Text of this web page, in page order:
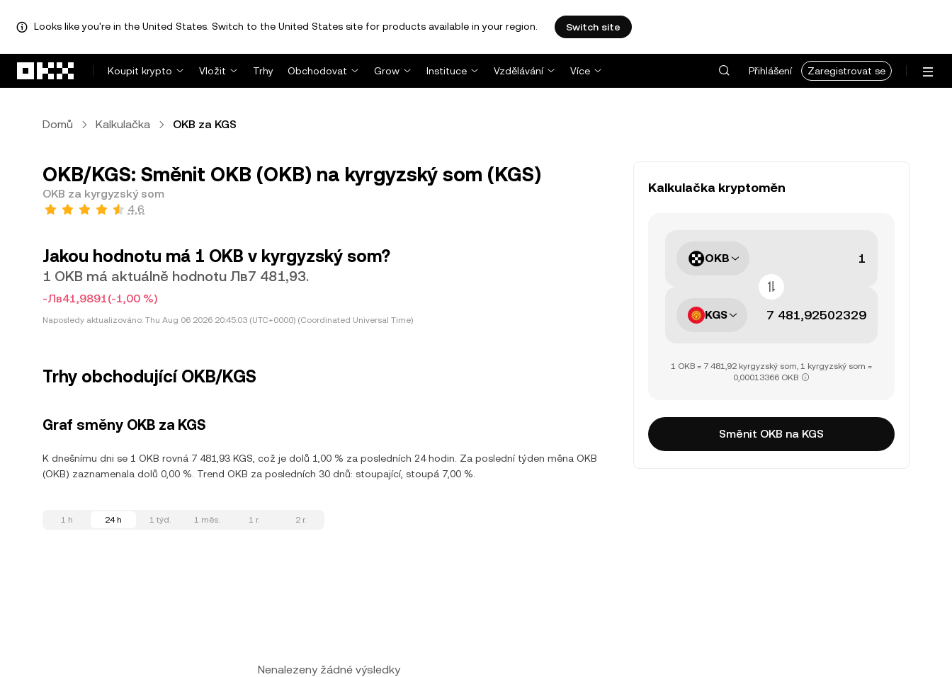
Looks like you're in the United States. Switch to the United States site for products available in your region. Switch site
Koupit krypto
Vložit Trhy Obchodovat Grow Instituce Vzdělávání Více Přihlášení Zaregistrovat se
Domů Kalkulačka OKB za KGS
OKB/KGS: Směnit OKB (OKB) na kyrgyzský som (KGS)
OKB za kyrgyzský som
4,6
Jakou hodnotu má 1 OKB v kyrgyzský som?
1 OKB má aktuálně hodnotu Лв7 481,93.
-Лв41,9891(-1,00 %)
Naposledy aktualizováno: Thu Aug 06 2026 20:45:03 (UTC+0000) (Coordinated Universal Time)
Trhy obchodující OKB/KGS
Graf směny OKB za KGS
K dnešnímu dni se 1 OKB rovná 7 481,93 KGS, což je dolů 1,00 % za posledních 24 hodin. Za poslední týden měna OKB
(OKB) zaznamenala dolů 0,00 %. Trend OKB za posledních 30 dnů: stoupající, stoupá 7,00 %.
1 h 24 h 1 týd. 1 měs. 1 r. 2 r.
Nenalezeny žádné výsledky
Kalkulačka kryptoměn
OKB
KGS
1 OKB = 7 481,92 kyrgyzský som, 1 kyrgyzský som =
0,00013366 OKB
Směnit OKB na KGS